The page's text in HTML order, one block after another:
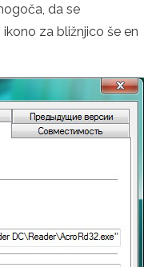
da se
za bližnjico še en